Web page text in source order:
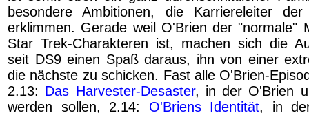
besondere Ambitionen, die Karriereleiter
erklimmen. Gerade weil O'Brien der "normale"
Star Trek-Charakteren ist, machen sich die
seit DS9 einen Spaß daraus, ihn von einer
die nächste zu schicken. Fast alle O'Brien-
2.13: Das Harvester-Desaster, in der O'Brien
werden sollen, 2.14: O'Briens Identität, in